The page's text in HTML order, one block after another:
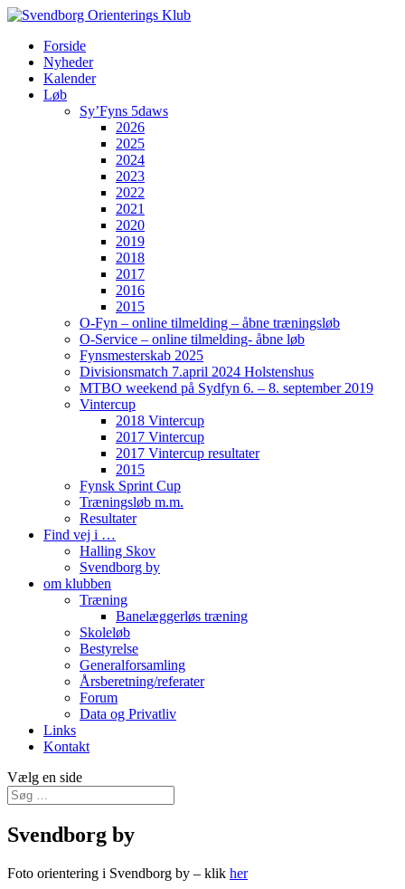
Forside
Nyheder
Kalender
Løb
Sy’Fyns 5daws
2026
2025
2024
2023
2022
2021
2020
2019
2018
2017
2016
2015
O-Fyn – online tilmelding – åbne træningsløb
O-Service – online tilmelding- åbne løb
Fynsmesterskab 2025
Divisionsmatch 7.april 2024 Holstenshus
MTBO weekend på Sydfyn 6. – 8. september 2019
Vintercup
2018 Vintercup
2017 Vintercup
2017 Vintercup resultater
2015
Fynsk Sprint Cup
Træningsløb m.m.
Resultater
Find vej i …
Halling Skov
Svendborg by
om klubben
Træning
Banelæggerløs træning
Skoleløb
Bestyrelse
Generalforsamling
Årsberetning/referater
Forum
Data og Privatliv
Links
Kontakt
Vælg en side
Svendborg by
Foto orientering i Svendborg by – klik her